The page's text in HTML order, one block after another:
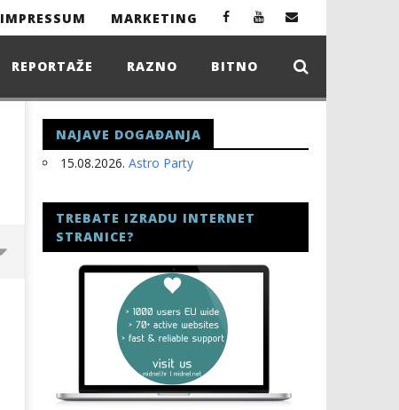
IMPRESSUM MARKETING
REPORTAŽE RAZNO BITNO
NAJAVE DOGAĐANJA
15.08.2026. Astro Party
TREBATE IZRADU INTERNET
STRANICE?